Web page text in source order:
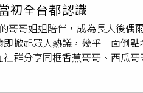
地學以致用，說：「那如果我
會計」的閩南語怎麼講，也
故事。（圖／愛奇藝國際版提
關斬將，在最新的舞台中獻唱
面就根本沒有輸！」他也坦言
，他火速猜出在搶位賽中獻唱
初全台都認識
哥哥姐姐陪伴，成為長大後偶
掀起眾人熱議，幾乎一面倒
群分享同框香蕉哥哥、西瓜
以「蝴蝶姐姐算是兒童台最
綜藝。近期有網友好奇誰是